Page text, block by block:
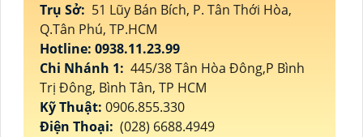
Trụ Sở: 51 Lũy Bán Bích, P. Tân Thới Hòa,
Q.Tân Phú, TP.HCM
Hotline: 0938.11.23.99
Chi Nhánh 1: 445/38 Tân Hòa Đông,P Bình
Trị Đông, Bình Tân, TP HCM
Kỹ Thuật: 0906.855.330
Điện Thoại: (028) 6688.4949